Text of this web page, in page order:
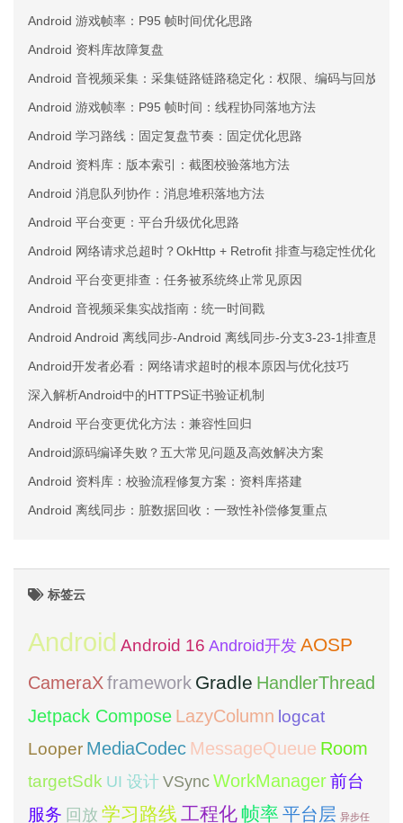
Android 游戏帧率：P95 帧时间优化思路
Android 资料库故障复盘
Android 音视频采集：采集链路链路稳定化：权限、编码与回放三
Android 游戏帧率：P95 帧时间：线程协同落地方法
Android 学习路线：固定复盘节奏：固定优化思路
Android 资料库：版本索引：截图校验落地方法
Android 消息队列协作：消息堆积落地方法
Android 平台变更：平台升级优化思路
Android 网络请求总超时？OkHttp + Retrofit 排查与稳定性优化实战
Android 平台变更排查：任务被系统终止常见原因
Android 音视频采集实战指南：统一时间戳
Android Android 离线同步-Android 离线同步-分支3-23-1排查思路
Android开发者必看：网络请求超时的根本原因与优化技巧
深入解析Android中的HTTPS证书验证机制
Android 平台变更优化方法：兼容性回归
Android源码编译失败？五大常见问题及高效解决方案
Android 资料库：校验流程修复方案：资料库搭建
Android 离线同步：脏数据回收：一致性补偿修复重点
标签云
Android Android 16 Android开发 AOSP
CameraXframework Gradle HandlerThread
Jetpack Compose LazyColumn logcat
Looper MediaCodec MessageQueue Room
targetSdk UI 设计 VSyncWorkManager前台
服务 回放 学习路线 工程化帧率 平台层 异步任